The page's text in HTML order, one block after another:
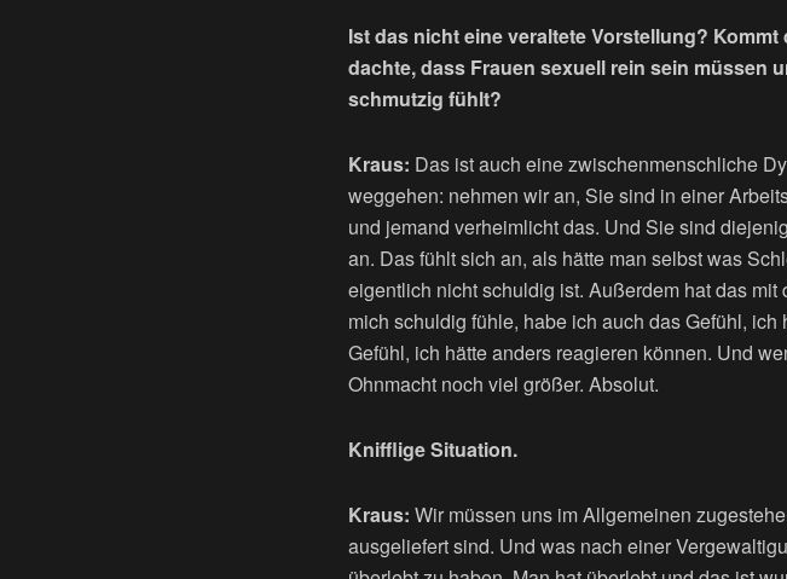
Ist das nicht eine veraltete Vorstellung?
dachte, dass Frauen sexuell rein sein müssen
schmutzig fühlt?
Kraus: Das ist auch eine zwischenmenschliche
weggehen: nehmen wir an, Sie sind in einer
und jemand verheimlicht das. Und Sie sind
an. Das fühlt sich an, als hätte man selbst was
eigentlich nicht schuldig ist. Außerdem hat das
mich schuldig fühle, habe ich auch das Gefühl,
Gefühl, ich hätte anders reagieren können. Und
Ohnmacht noch viel größer. Absolut.
Knifflige Situation.
Kraus: Wir müssen uns im Allgemeinen
ausgeliefert sind. Und was nach einer